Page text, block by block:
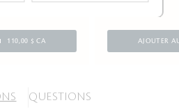
110,00 $ CA AJOUTER
QUESTIONS